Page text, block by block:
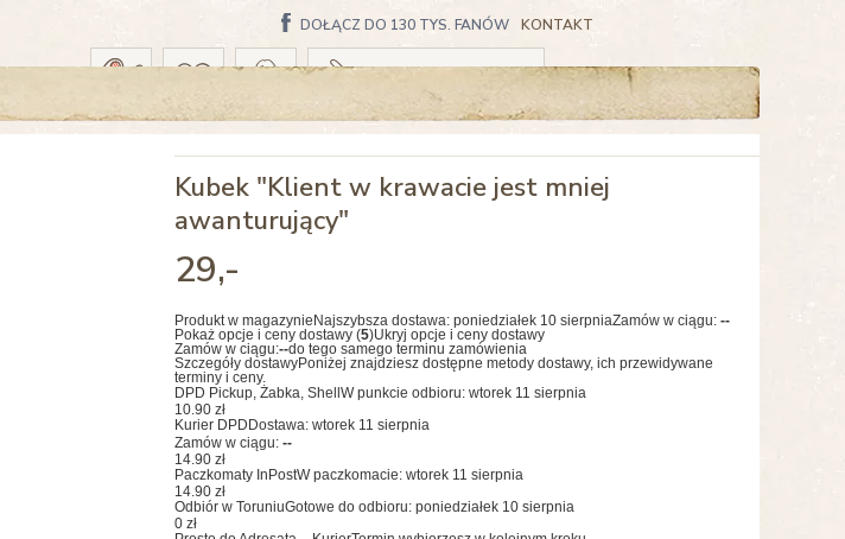
DOŁĄCZ DO 130 TYS. FANÓW KONTAKT
Koszyk pusty
Kubek "Klient w krawacie jest mniej
awanturujący"
29,-
Produkt w magazynie Najszybsza dostawa: poniedziałek 10 sierpniaZamów w ciągu: --
Pokaż opcje i ceny dostawy (5)Ukryj opcje i ceny dostawy
Zamów w ciągu:--do tego samego terminu zamówienia
Szczegóły dostawyPoniżej znajdziesz dostępne metody dostawy, ich przewidywane
terminy i ceny.
DPD Pickup, Żabka, Shell W punkcie odbioru: wtorek 11 sierpnia
10.90 zł
Kurier DPD Dostawa: wtorek 11 sierpnia
Zamów w ciągu: --
14.90 zł
Paczkomaty InPostW paczkomacie: wtorek 11 sierpnia
14.90 zł
Odbiór w ToruniuGotowe do odbioru: poniedziałek 10 sierpnia
0 zł